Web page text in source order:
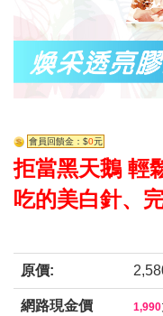
會員回饋金：$0元
拒當黑天鵝 輕
吃的美白針、
原價:
網路現金價 1,990